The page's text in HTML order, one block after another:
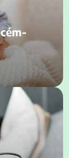
a qualidade